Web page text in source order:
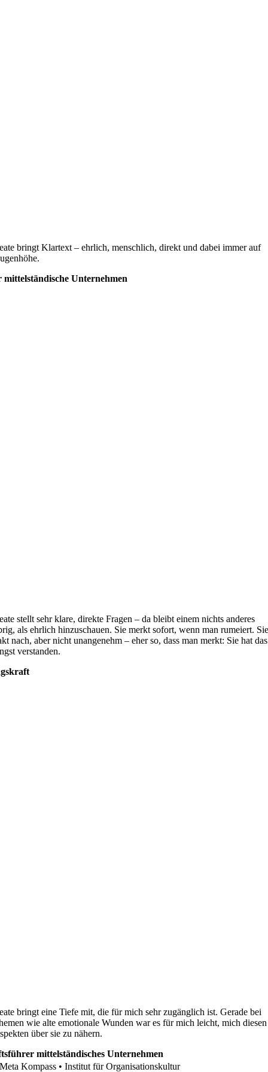
bringt Klartext – ehrlich, menschlich, direkt und dabei immer auf
mittelständische Unternehmen
stellt sehr klare, direkte Fragen – da bleibt einem nichts anderes
als ehrlich hinzuschauen. Sie merkt sofort, wenn man rumeiert. Sie
nach, aber nicht unangenehm – eher so, dass man merkt: Sie hat das
verstanden.
bringt eine Tiefe mit, die für mich sehr zugänglich ist. Gerade bei
wie alte emotionale Wunden war es für mich leicht, mich diesen
über sie zu nähern.
mittelständisches Unternehmen
Meta Kompass • Institut für Organisationskultur